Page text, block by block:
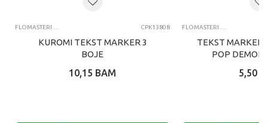
FLOMASTERI I MARKERI CPK13808
KUROMI TEKST MARKER 3
BOJE
10,15 BAM
FLOMASTERI I MARKERI
TEKST MARKERI
POP DEMON
5,50